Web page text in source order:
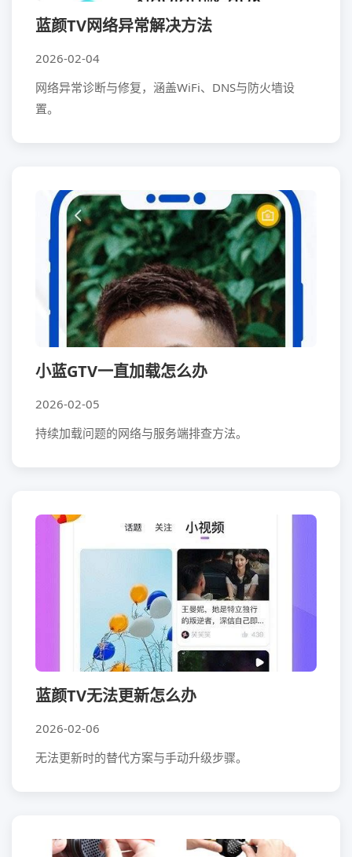
蓝颜TV网络异常解决方法
2026-02-04
网络异常诊断与修复，涵盖WiFi、DNS与防火墙设
置。
小蓝GTV一直加载怎么办
2026-02-05
持续加载问题的网络与服务端排查方法。
蓝颜TV无法更新怎么办
2026-02-06
无法更新时的替代方案与手动升级步骤。